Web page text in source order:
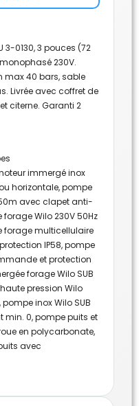
3-0130, 3 pouces (72
230V.
max 40 bars, sable
Livrée avec coffret de
citerne. Garanti 2
immergé inox
horizontale,pompe
avec clapet anti-
Wilo 230V 50Hz
forage multicellulaire
IP58,pompe
et protection
forage Wilo SUB
pression Wilo
,pompe inox Wilo SUB
min. 0,pompe puits et
en polycarbonate,
avec